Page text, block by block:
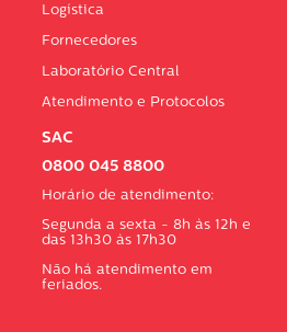
Logística
Fornecedores
Laboratório Central
Atendimento e Protocolos
SAC
0800 045 8800
Horário de atendimento:
Segunda a sexta - 8h às 12h e
das 13h30 às 17h30
Não há atendimento em
feriados.